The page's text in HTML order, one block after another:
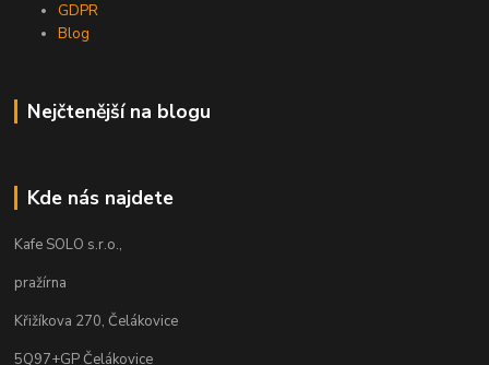
GDPR
Blog
Nejčtenější na blogu
Kde nás najdete
Kafe SOLO s.r.o.,
pražírna
Křižíkova 270, Čelákovice
5Q97+GP Čelákovice